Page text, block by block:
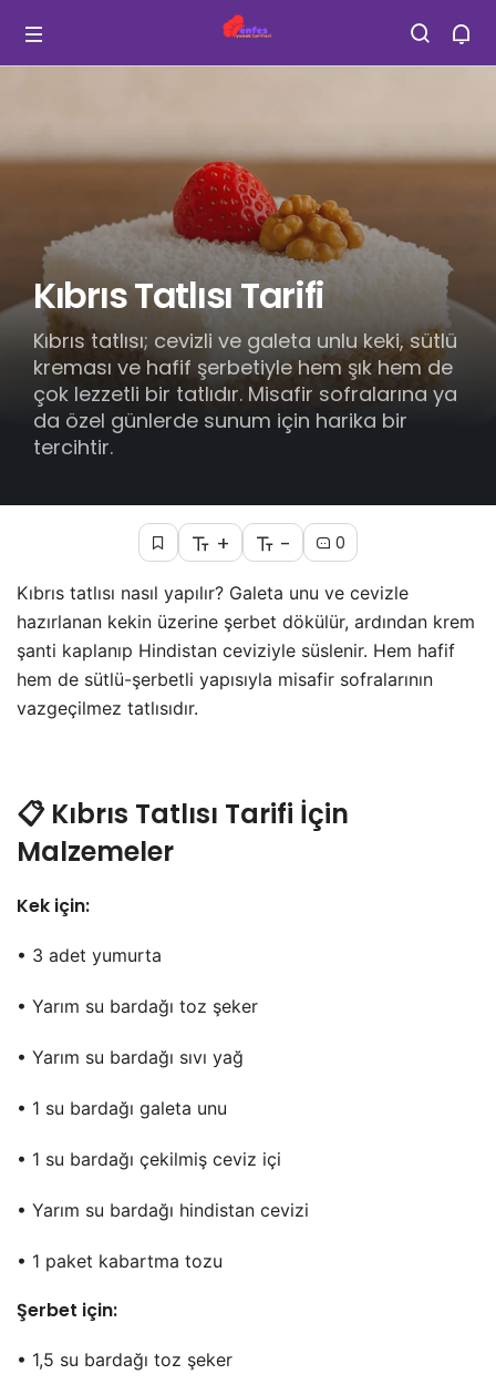
Kıbrıs Tatlısı Tarifi
Kıbrıs tatlısı; cevizli ve galeta unlu keki, sütlü
kreması ve hafif şerbetiyle hem şık hem de
çok lezzetli bir tatlıdır. Misafir sofralarına ya
da özel günlerde sunum için harika bir
tercihtir.
+ - 0
Kıbrıs tatlısı nasıl yapılır? Galeta unu ve cevizle
hazırlanan kekin üzerine şerbet dökülür, ardından krem
şanti kaplanıp Hindistan ceviziyle süslenir. Hem hafif
hem de sütlü-şerbetli yapısıyla misafir sofralarının
vazgeçilmez tatlısıdır.
📋 Kıbrıs Tatlısı Tarifi İçin
Malzemeler
Kek için:
• 3 adet yumurta
• Yarım su bardağı toz şeker
• Yarım su bardağı sıvı yağ
• 1 su bardağı galeta unu
• 1 su bardağı çekilmiş ceviz içi
• Yarım su bardağı hindistan cevizi
• 1 paket kabartma tozu
Şerbet için:
• 1,5 su bardağı toz şeker